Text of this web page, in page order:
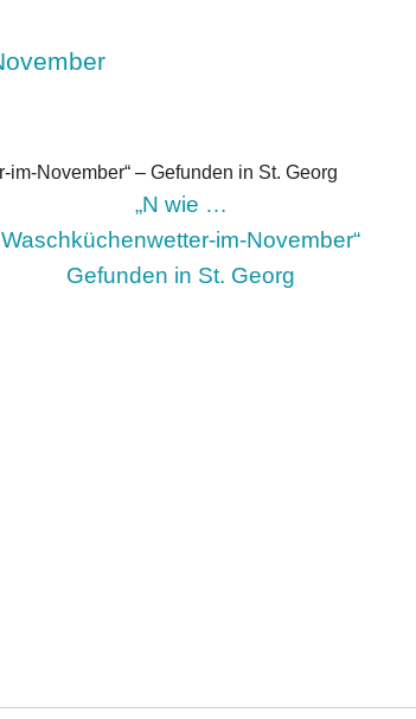
„N wie …
Waschküchenwetter-im-November“
Gefunden in St. Georg